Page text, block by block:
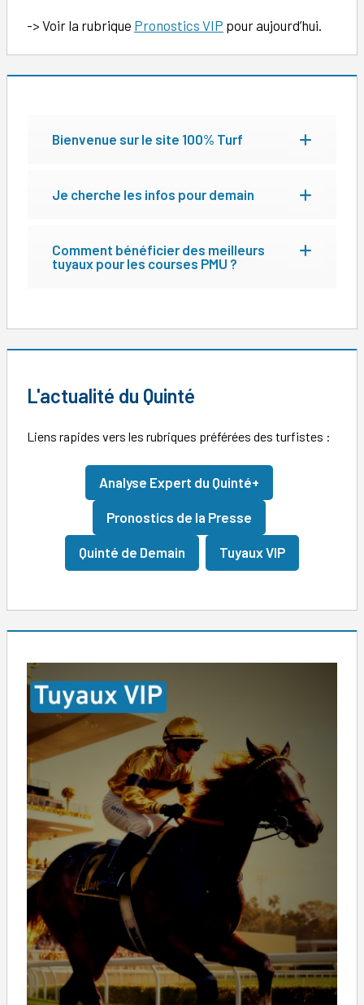
-> Voir la rubrique Pronostics VIP pour aujourd’hui.
Bienvenue sur le site 100% Turf
Je cherche les infos pour demain
Comment bénéficier des meilleurs
tuyaux pour les courses PMU ?
L'actualité du Quinté
Liens rapides vers les rubriques préférées des turfistes :
Analyse Expert du Quinté+
Pronostics de la Presse
Quinté de Demain Tuyaux VIP